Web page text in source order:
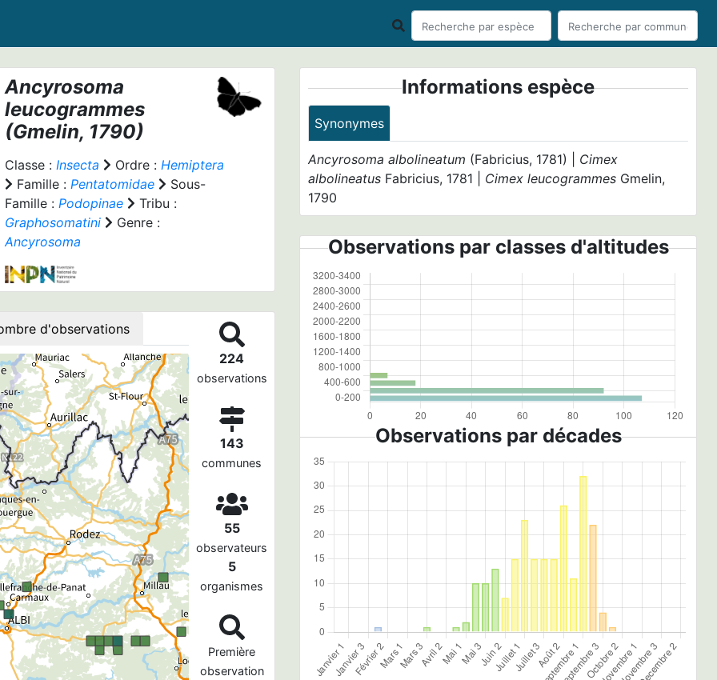
Ancyrosoma
leucogrammes
(Gmelin, 1790)
Classe : Insecta Ordre : Hemiptera
Famille : Pentatomidae
Sous-
Famille : Podopinae
Tribu :
Graphosomatini
Genre :
Ancyrosoma
d'observations
224
observations
143
communes
55
observateurs
5
organismes
Première
observation
Informations espèce
Synonymes
Ancyrosoma albolineatum (Fabricius, 1781) | Cimex
albolineatus Fabricius, 1781 | Cimex leucogrammes Gmelin,
1790
Observations par classes d'altitudes
Observations par décades